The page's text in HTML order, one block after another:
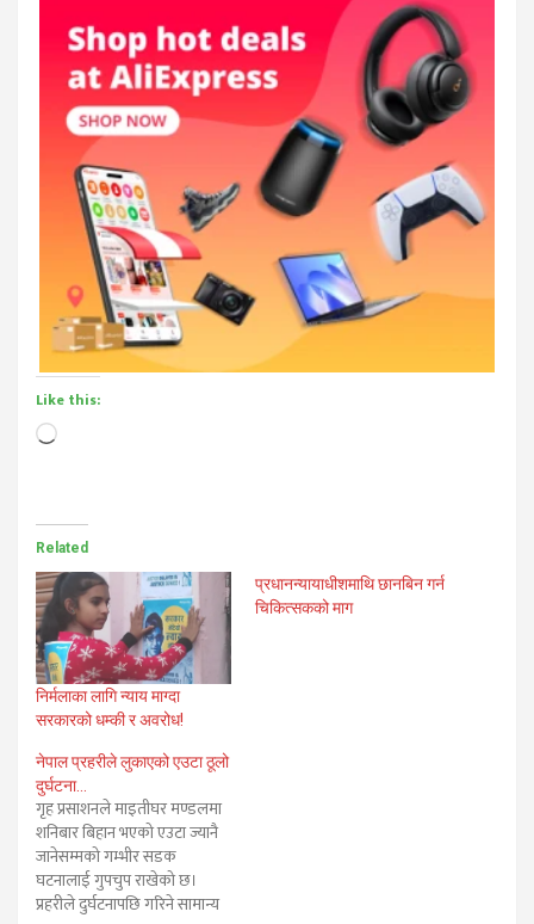
Like this:
Loading…
Related
निर्मलाका लागि न्याय माग्दा
सरकारको धम्की र अवरोध!
प्रधानन्यायाधीशमाथि छानबिन गर्न
चिकित्सकको माग
नेपाल प्रहरीले लुकाएको एउटा ठूलो
दुर्घटना…
गृह प्रसाशनले माइतीघर मण्डलमा
शनिबार बिहान भएको एउटा ज्यानै
जानेसम्मको गम्भीर सडक
घटनालाई गुपचुप राखेको छ।
प्रहरीले दुर्घटनापछि गरिने सामान्य